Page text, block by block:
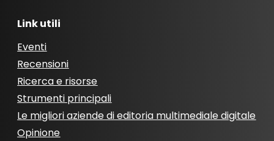
Link utili
Eventi
Recensioni
Ricerca e risorse
Strumenti principali
Le migliori aziende di editoria multimediale digitale
Opinione